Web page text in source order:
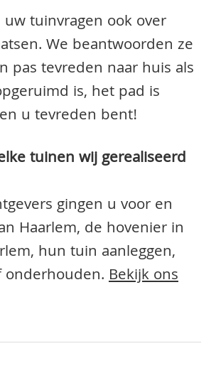
uw tuinvragen ook over
We beantwoorden ze
pas tevreden naar huis als
is, het pad is
u tevreden bent!
tuinen wij gerealiseerd
gingen u voor en
Haarlem, de hovenier in
hun tuin aanleggen,
Bekijk ons